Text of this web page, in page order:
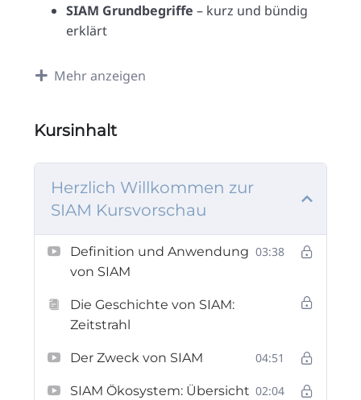
SIAM Grundbegriffe – kurz und bündig
erklärt
Wiederholungsfragen. Damit überprüfst
Zertifizierungsprüfung vor.
Mehr anzeigen
Kursinhalt
Herzlich Willkommen zur
SIAM Kursvorschau
Definition und Anwendung
von SIAM
03:38
Die Geschichte von SIAM:
Zeitstrahl
Der Zweck von SIAM 04:51
SIAM Ökosystem: Übersicht 02:04